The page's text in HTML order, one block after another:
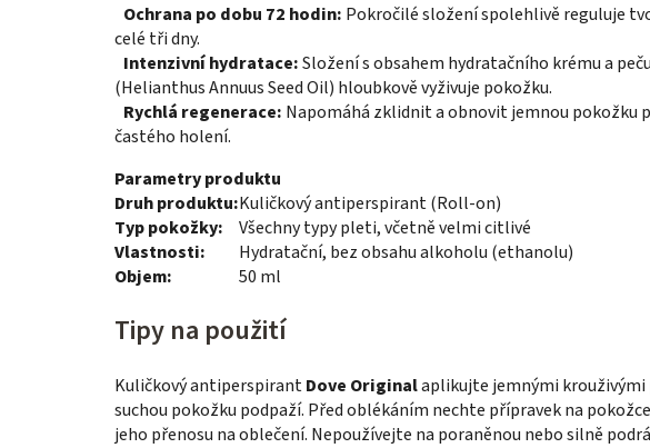
Ochrana po dobu 72 hodin: Pokročilé složení spolehlivě reguluje
celé tři dny.
Intenzivní hydratace:Složení s obsahem hydratačního krému a
(Helianthus Annuus Seed Oil) hloubkově vyživuje pokožku.
Rychlá regenerace: Napomáhá zklidnit a obnovit jemnou pokožku
častého holení.
Parametry produktu
Druh produktu:Kuličkový antiperspirant (Roll-on)
Typ pokožky:
Všechny typy pleti, včetně velmi citlivé
Vlastnosti:
Hydratační, bez obsahu alkoholu (ethanolu)
Objem:
50 ml
Tipy na použití
Kuličkový antiperspirantDove Originalaplikujte jemnými krouživými
suchou pokožku podpaží. Před oblékáním nechte přípravek na
jeho přenosu na oblečení. Nepoužívejte na poraněnou nebo silně